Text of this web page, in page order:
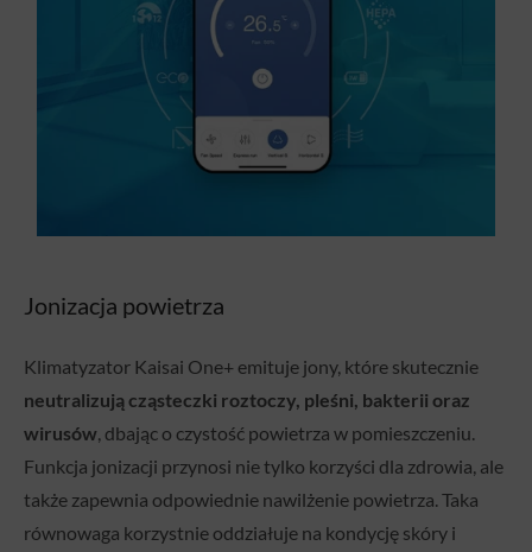
Jonizacja powietrza
Klimatyzator Kaisai One+ emituje jony, które skutecznie
neutralizują cząsteczki roztoczy, pleśni, bakterii oraz
wirusów , dbając o czystość powietrza w pomieszczeniu.
Funkcja jonizacji przynosi nie tylko korzyści dla zdrowia, ale
także zapewnia odpowiednie nawilżenie powietrza. Taka
równowaga korzystnie oddziałuje na kondycję skóry i